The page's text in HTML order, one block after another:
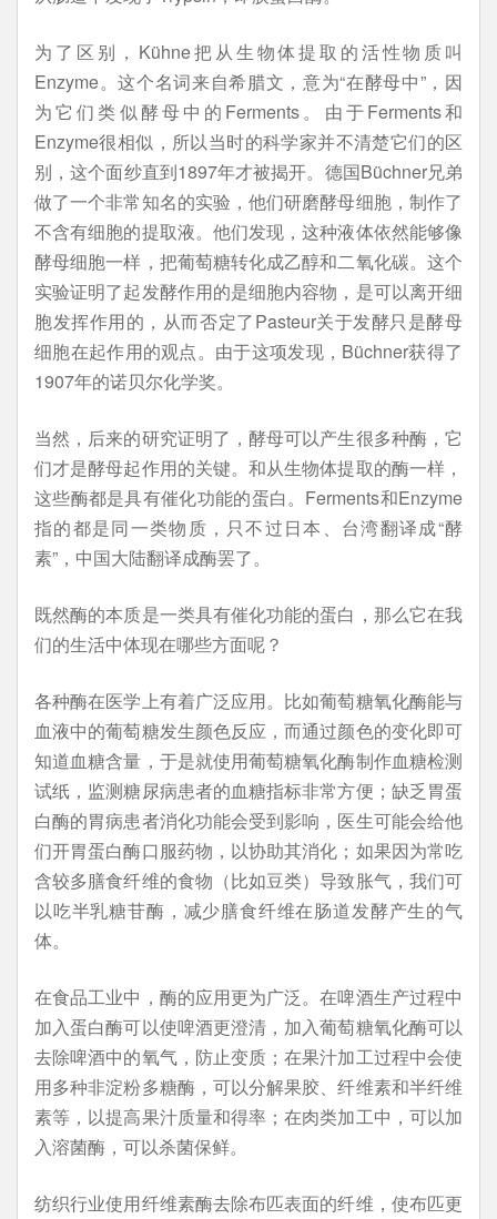
为了区别，Kühne把从生物体提取的活性物质叫
Enzyme。这个名词来自希腊文，意为“在酵母中”，因
为它们类似酵母中的Ferments。由于Ferments和
Enzyme很相似，所以当时的科学家并不清楚它们的区
别，这个面纱直到1897年才被揭开。德国Büchner兄弟
做了一个非常知名的实验，他们研磨酵母细胞，制作了
不含有细胞的提取液。他们发现，这种液体依然能够像
酵母细胞一样，把葡萄糖转化成乙醇和二氧化碳。这个
实验证明了起发酵作用的是细胞内容物，是可以离开细
胞发挥作用的，从而否定了Pasteur关于发酵只是酵母
细胞在起作用的观点。由于这项发现，Büchner获得了
1907年的诺贝尔化学奖。
当然，后来的研究证明了，酵母可以产生很多种酶，它
们才是酵母起作用的关键。和从生物体提取的酶一样，
这些酶都是具有催化功能的蛋白。Ferments和Enzyme
指的都是同一类物质，只不过日本、台湾翻译成“酵
素”，中国大陆翻译成酶罢了。
既然酶的本质是一类具有催化功能的蛋白，那么它在我
们的生活中体现在哪些方面呢？
各种酶在医学上有着广泛应用。比如葡萄糖氧化酶能与
血液中的葡萄糖发生颜色反应，而通过颜色的变化即可
知道血糖含量，于是就使用葡萄糖氧化酶制作血糖检测
试纸，监测糖尿病患者的血糖指标非常方便；缺乏胃蛋
白酶的胃病患者消化功能会受到影响，医生可能会给他
们开胃蛋白酶口服药物，以协助其消化；如果因为常吃
含较多膳食纤维的食物（比如豆类）导致胀气，我们可
以吃半乳糖苷酶，减少膳食纤维在肠道发酵产生的气
体。
在食品工业中，酶的应用更为广泛。在啤酒生产过程中
加入蛋白酶可以使啤酒更澄清，加入葡萄糖氧化酶可以
去除啤酒中的氧气，防止变质；在果汁加工过程中会使
用多种非淀粉多糖酶，可以分解果胶、纤维素和半纤维
素等，以提高果汁质量和得率；在肉类加工中，可以加
入溶菌酶，可以杀菌保鲜。
纺织行业使用纤维素酶去除布匹表面的纤维，使布匹更